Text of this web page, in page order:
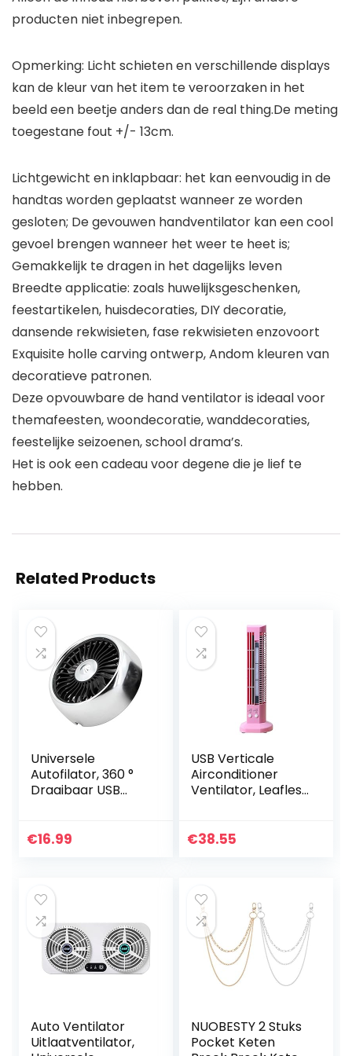
producten niet inbegrepen.
Opmerking: Licht schieten en verschillende displays
kan de kleur van het item te veroorzaken in het
beeld een beetje anders dan de real thing.De meting
toegestane fout +/- 13cm.
Lichtgewicht en inklapbaar: het kan eenvoudig in de
handtas worden geplaatst wanneer ze worden
gesloten; De gevouwen handventilator kan een cool
gevoel brengen wanneer het weer te heet is;
Gemakkelijk te dragen in het dagelijks leven
Breedte applicatie: zoals huwelijksgeschenken,
feestartikelen, huisdecoraties, DIY decoratie,
dansende rekwisieten, fase rekwisieten enzovoort
Exquisite holle carving ontwerp, Andom kleuren van
decoratieve patronen.
Deze opvouwbare de hand ventilator is ideaal voor
themafeesten, woondecoratie, wanddecoraties,
feestelijke seizoenen, school drama’s.
Het is ook een cadeau voor degene die je lief te
hebben.
Related Products
Universele
Autofilator, 360 °
Draaibaar USB
LED Licht 3 Speeds
€16.99
USB Verticale
Airconditioner
Ventilator, Leafless
Mini Fan LED Light
€38.55
Auto Ventilator
Uitlaatventilator,
NUOBESTY 2 Stuks
Pocket Keten